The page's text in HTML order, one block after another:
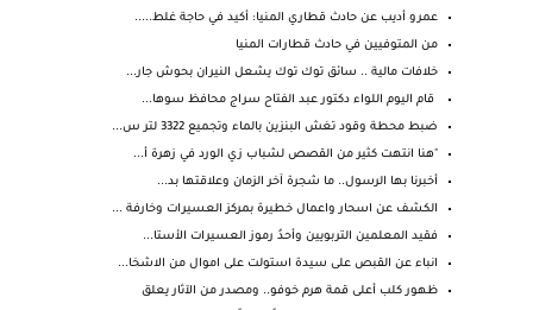
عمرو أديب عن حادث قطاري المنيا: أكيد في حاجة غلط.....
من المتوفيين في حادث قطارات المنيا
خلافات مالية .. سائق توك توك يشعل النيران بحوش جار...
قام اليوم اللواء دكتور عبد الفتاح سراج محافظ سوها...
ضبط محطة وقود تغش البنزين بالماء وتجميع 3322 لتر س...
"هنا انتهت كثير من القصص لشباب زي الورد في زهرة أ...
أخبرنا بها الرسول.. ما شجرة آخر الزمان وعلاقتها بد...
الكشف عن اسحار واعمال خطيرة بمركز العسيرات وخارفة ...
فقيد المعلمين التربويين وأحدُ رموز العسيرات الأستا...
انباء عن القبص على سيدة استولت على اموال من الاشخا...
ظهور كلب أعلى قمة هرم خوفو.. ومصدر من الآثار يعلق